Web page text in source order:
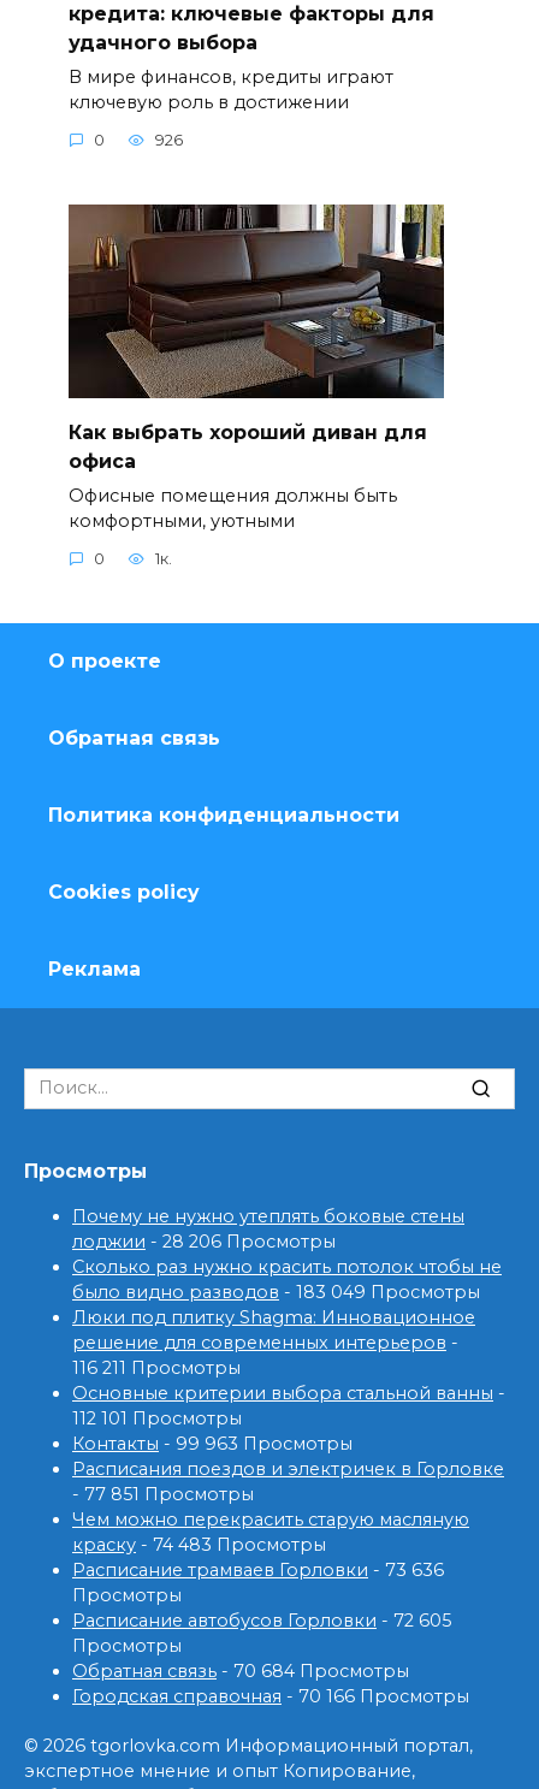
кредита: ключевые факторы для
удачного выбора
В мире финансов, кредиты играют
ключевую роль в достижении
0 926
Как выбрать хороший диван для
офиса
Офисные помещения должны быть
комфортными, уютными
0 1к.
О проекте
Обратная связь
Политика конфиденциальности
Cookies policy
Реклама
Search
for:
Просмотры
Почему не нужно утеплять боковые стены
лоджии - 28 206 Просмотры
Сколько раз нужно красить потолок чтобы не
было видно разводов - 183 049 Просмотры
Люки под плитку Shagma: Инновационное
решение для современных интерьеров -
116 211 Просмотры
Основные критерии выбора стальной ванны -
112 101 Просмотры
Контакты - 99 963 Просмотры
Расписания поездов и электричек в Горловке
- 77 851 Просмотры
Чем можно перекрасить старую масляную
краску - 74 483 Просмотры
Расписание трамваев Горловки - 73 636
Просмотры
Расписание автобусов Горловки - 72 605
Просмотры
Обратная связь - 70 684 Просмотры
Городская справочная - 70 166 Просмотры
© 2026 tgorlovka.com Информационный портал,
экспертное мнение и опыт Копирование,